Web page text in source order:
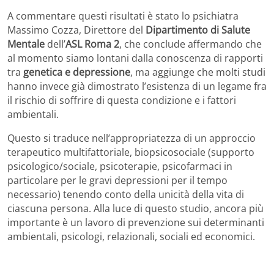
A commentare questi risultati è stato lo psichiatra
Massimo Cozza, Direttore del Dipartimento di Salute
Mentale dell’ASL Roma 2, che conclude affermando che
al momento siamo lontani dalla conoscenza di rapporti
tra genetica e depressione, ma aggiunge che molti studi
hanno invece già dimostrato l’esistenza di un legame fra
il rischio di soffrire di questa condizione e i fattori
ambientali.
Questo si traduce nell’appropriatezza di un approccio
terapeutico multifattoriale, biopsicosociale (supporto
psicologico/sociale, psicoterapie, psicofarmaci in
particolare per le gravi depressioni per il tempo
necessario) tenendo conto della unicità della vita di
ciascuna persona. Alla luce di questo studio, ancora più
importante è un lavoro di prevenzione sui determinanti
ambientali, psicologi, relazionali, sociali ed economici.